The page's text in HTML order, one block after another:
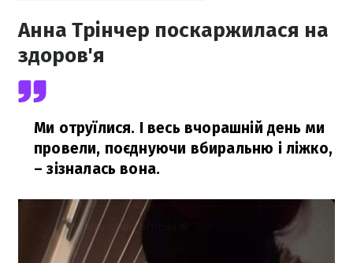
Анна Трінчер поскаржилася на
здоров'я
Ми отруїлися. І весь вчорашній день ми
провели, поєднуючи вбиральню і ліжко,
– зізналась вона.